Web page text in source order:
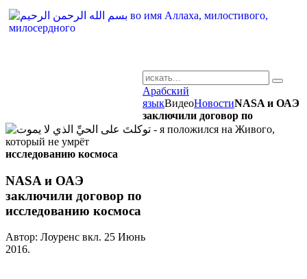
Арабский
языкВидеоНовостиNASA и ОАЭ
заключили договор по
исследованию космоса
NASA и ОАЭ
заключили договор по
исследованию космоса
Автор: Лоуренс вкл. 25 Июнь
2016.